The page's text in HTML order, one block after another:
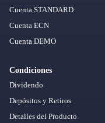
Cuenta STANDARD
Cuenta ECN
Cuenta DEMO
Condiciones
Dividendo
Depósitos y Retiros
Detalles del Producto